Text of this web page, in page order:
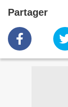
Partager